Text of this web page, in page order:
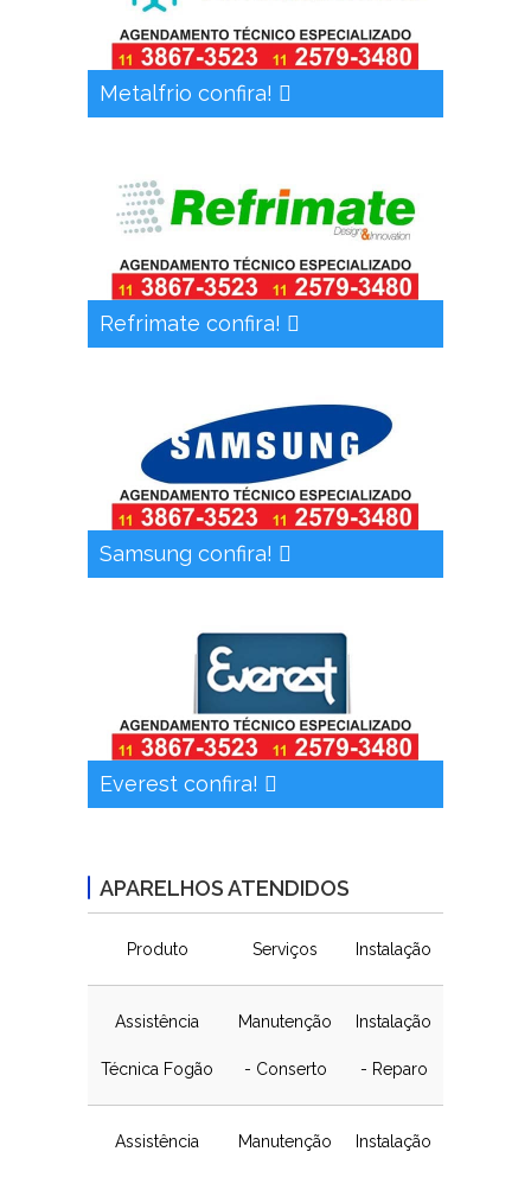
Metalfrio confira!
Refrimate confira!
Samsung confira!
Everest confira!
APARELHOS ATENDIDOS
Produto Serviços Instalação
Assistência
Técnica Fogão
Manutenção
- Conserto
Instalação
- Reparo
Assistência Manutenção Instalação